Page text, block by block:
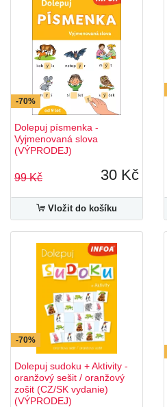
-70%
Dolepuj písmenka -
Vyjmenovaná slova
(VÝPRODEJ)
99 Kč 30 Kč
Vložit do košíku
-70%
Dolepuj sudoku + Aktivity -
oranžový sešit / oranžový
zošit (CZ/SK vydanie)
(VÝPRODEJ)